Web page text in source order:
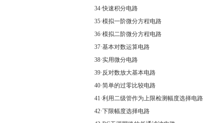
34·快速积分电路
35·模拟一阶微分方程电路
36·模拟二阶微分方程电路
37·基本对数运算电路
38·实用微分电路
39·反对数放大基本电路
40·简单的过零比较电路
41·利用二级管作为上限检测幅度选择电路
42·下限幅度选择电路